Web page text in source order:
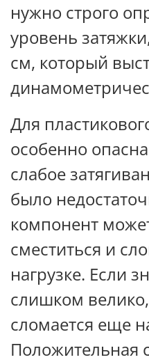
нужно строго
уровень
см, который
Для
особенно
слабое
было
компонент
сместиться и
нагрузке. Если
слишком
сломается еще
Положительная